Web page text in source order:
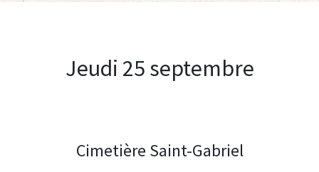
Jeudi 25 septembre
Cimetière Saint-Gabriel